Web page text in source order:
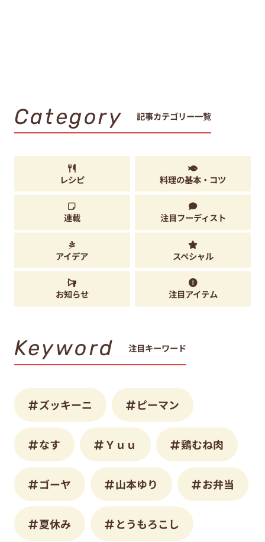
Category 記事カテゴリー一覧
レシピ 料理の基本・コツ
連載 注目フーディスト
アイデア スペシャル
お知らせ 注目アイテム
Keyword 注目キーワード
ズッキーニ ピーマン
なす Ｙｕｕ 鶏むね肉
ゴーヤ 山本ゆり お弁当
夏休み とうもろこし